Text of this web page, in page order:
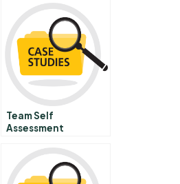
Team Self
Assessment